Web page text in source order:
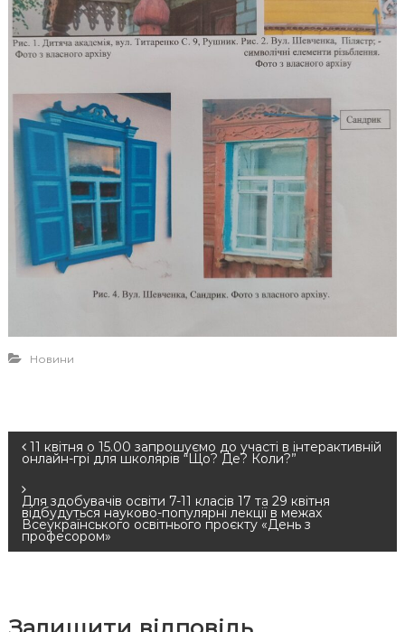
Новини
Н
а
в
г
11 квітня о 15.00 запрошуємо до участі в інтерактивній
онлайн-грі для школярів “Що? Де? Коли?”
Для здобувачів освіти 7-11 класів 17 та 29 квітня
відбудуться науково-популярні лекції в межах
Всеукраїнського освітнього проєкту «День з
професором»